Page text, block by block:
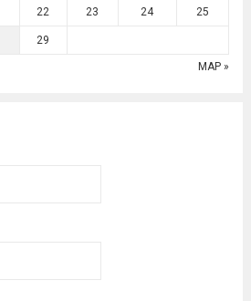
22 23 24 25
29
МАР »